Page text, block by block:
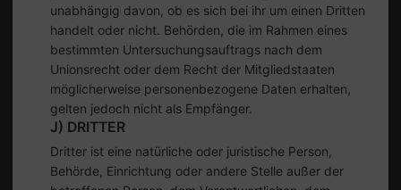
unabhängig davon, ob es sich bei ihr um einen Dritten
handelt oder nicht. Behörden, die im Rahmen eines
bestimmten Untersuchungsauftrags nach dem
Unionsrecht oder dem Recht der Mitgliedstaaten
möglicherweise personenbezogene Daten erhalten,
gelten jedoch nicht als Empfänger.
J) DRITTER
Dritter ist eine natürliche oder juristische Person,
Behörde, Einrichtung oder andere Stelle außer der